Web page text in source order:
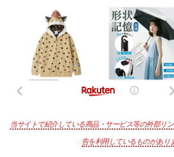
当サイトで紹介している商品・サービス等の外部リ
告を利用しているものがあり